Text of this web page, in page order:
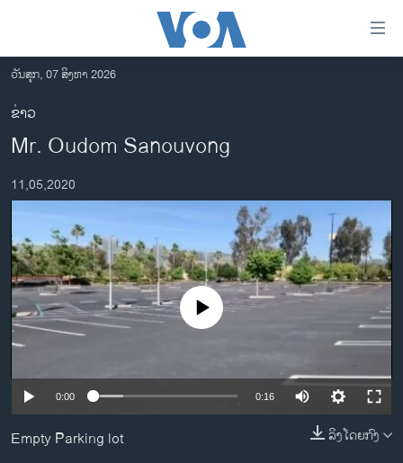
ເຂົ້າ
ຫາ
ຂ້າມ
ຂ້າມ
ໄປ
ຫາ
ຊອກ
ຄົ້ນ
ອາເມຣິກາ
ການເລືອກຕັ້ງ ປະທານາທີບໍດີ ສະຫະລັດ 2024
ຂ່າວ​ຈີນ
ໂລກ
ເອເຊຍ
ອິດສະຫຼະພາບດ້ານການຂ່າວ
ຊີວິດຊາວລາວ
ຊຸມຊົນຊາວລາວ
ວິທະຍາສາດ-ເທັກໂນໂລຈີ
ທຸລະກິດ
ວັນສຸກ, 07 ສິງຫາ 2026
ຂ່າວ
Mr. Oudom Sanouvong
11,05,2020
No media source currently available
0:00 0:16
ລິງໂດຍກົງ
Empty Parking lot